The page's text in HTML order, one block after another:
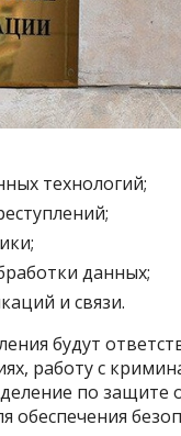
технологий;
данных;
и связи.
будут
работу с
по защите
обеспечения